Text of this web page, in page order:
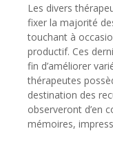
Les divers
fixer la majorité
touchant à
productif. Ces
fin d’améliorer
thérapeutes
destination des
observeront d’en
mémoires,